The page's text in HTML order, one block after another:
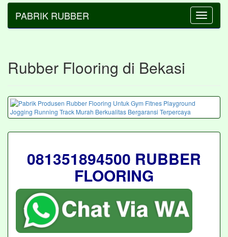
Toggle
PABRIK RUBBER
Rubber Flooring di Bekasi
081351894500 RUBBER
FLOORING